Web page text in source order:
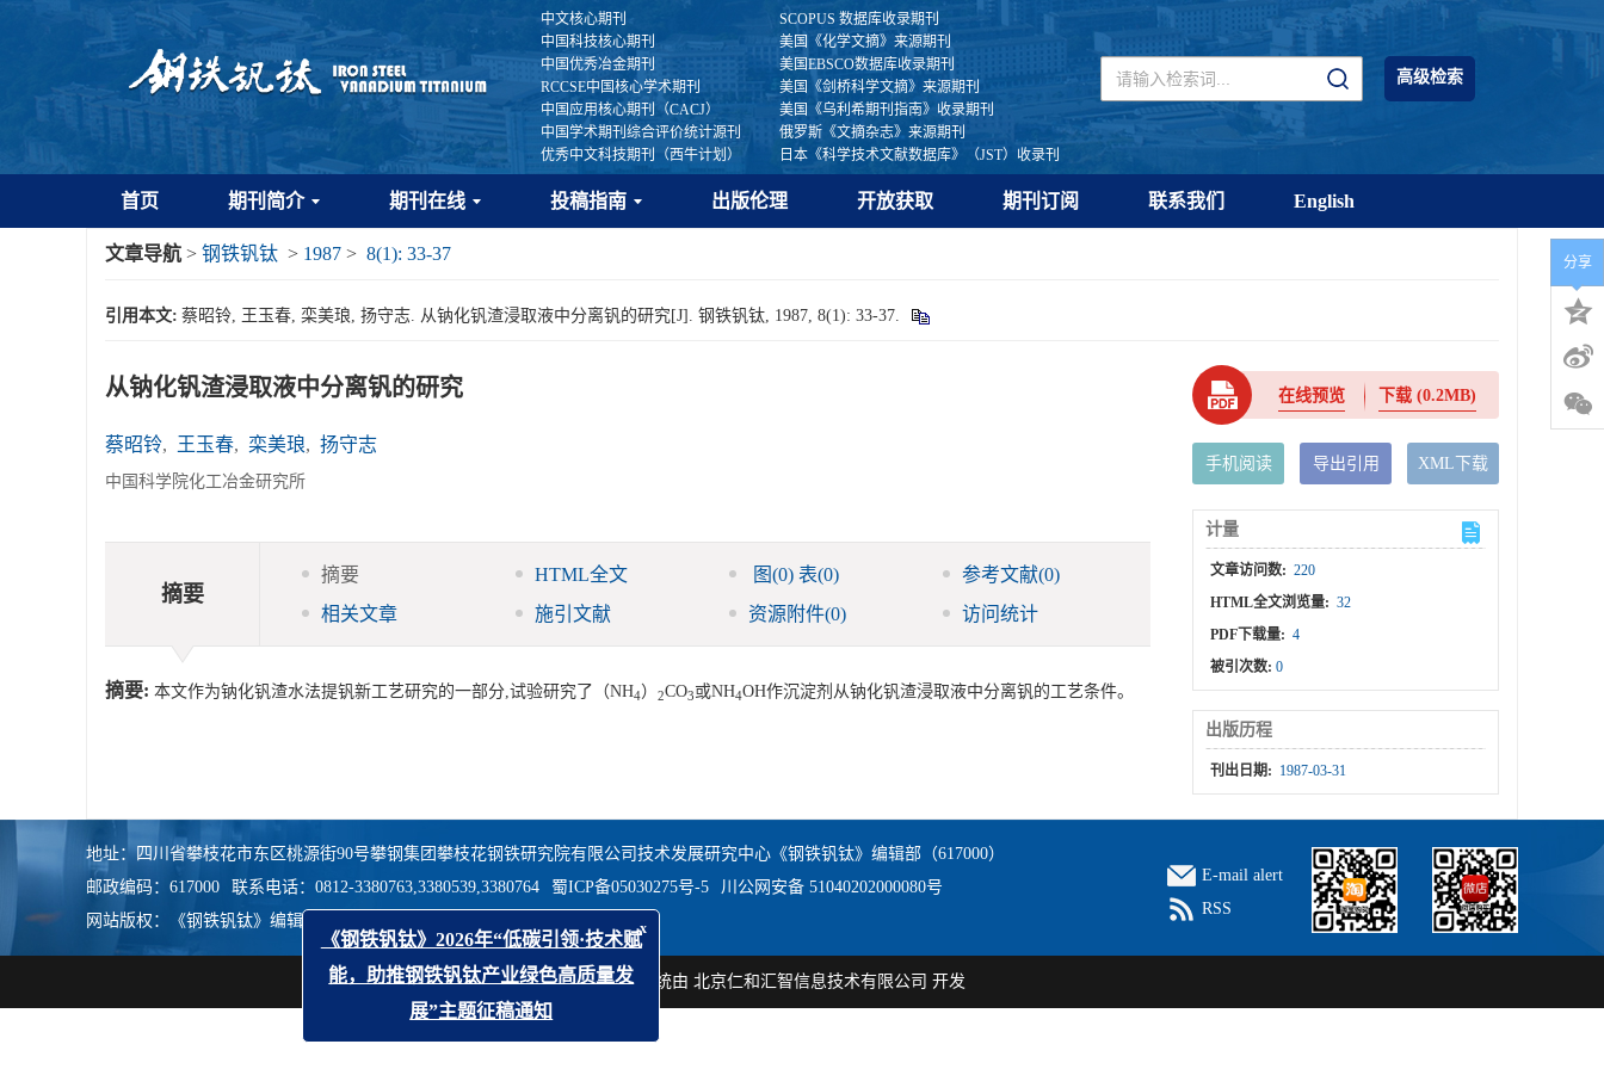
中文核心期刊
SCOPUS 数据库收录期刊
中国科技核心期刊
美国《化学文摘》来源期刊
中国优秀冶金期刊
美国EBSCO数据库收录期刊
RCCSE中国核心学术期刊
美国《剑桥科学文摘》来源期刊
中国应用核心期刊（CACJ）
美国《乌利希期刊指南》收录期刊
中国学术期刊综合评价统计源刊
俄罗斯《文摘杂志》来源期刊
优秀中文科技期刊（西牛计划）
日本《科学技术文献数据库》（JST）收录刊
高级检索
首页 期刊简介 期刊在线 投稿指南 出版伦理 开放获取 期刊订阅 联系我们 English
文章导航 > 钢铁钒钛 > 1987 > 8(1): 33-37
引用本文: 蔡昭铃, 王玉春, 栾美琅, 扬守志. 从钠化钒渣浸取液中分离钒的研究[J]. 钢铁钒钛, 1987, 8(1): 33-37.
从钠化钒渣浸取液中分离钒的研究
蔡昭铃, 王玉春, 栾美琅, 扬守志
中国科学院化工冶金研究所
摘要
摘要 HTML全文 图(0) 表(0) 参考文献(0)
相关文章
施引文献 资源附件(0) 访问统计
摘要: 本文作为钠化钒渣水法提钒新工艺研究的一部分,试验研究了（NH4） 2CO3或NH4OH作沉淀剂从钠化钒渣浸取液中分离钒的工艺条件。
在线预览 下载(0.2MB)
手机阅读 导出引用 XML下载
计量
文章访问数: 220
HTML全文浏览量: 32
PDF下载量: 4
被引次数:0
出版历程
刊出日期: 1987-03-31
分享
地址：四川省攀枝花市东区桃源街90号攀钢集团攀枝花钢铁研究院有限公司技术发展研究中心《钢铁钒钛》编辑部（617000）
邮政编码：617000
联系电话：0812-3380763,3380539,3380764 蜀ICP备05030275号-5
川公网安备 51040202000080号
网站版权：《钢铁钒钛》编辑部
E-mail alert
RSS
本系统由 北京仁和汇智信息技术有限公司 开发
《钢铁钒钛》2026年“低碳引领·技术赋
能，助推钢铁钒钛产业绿色高质量发